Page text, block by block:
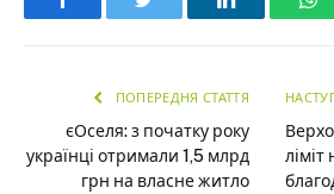
ПОПЕРЕДНЯ СТАТТЯ
єОселя: з початку року
українці отримали 1,5 млрд
грн на власне житло
ліміт